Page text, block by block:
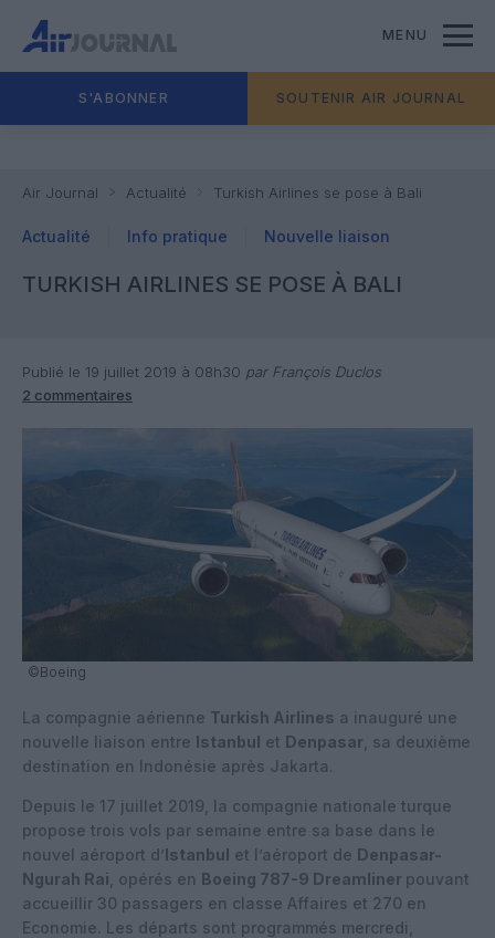
MENU
S'ABONNER SOUTENIR AIR JOURNAL
Air Journal Actualité Turkish Airlines se pose à Bali
Actualité Info pratique Nouvelle liaison
TURKISH AIRLINES SE POSE À BALI
Publié le 19 juillet 2019 à 08h30 par François Duclos
2 commentaires
©Boeing
La compagnie aérienne Turkish Airlines a inauguré une
nouvelle liaison entre Istanbul et Denpasar , sa deuxième
destination en Indonésie après Jakarta.
Depuis le 17 juillet 2019, la compagnie nationale turque
propose trois vols par semaine entre sa base dans le
nouvel aéroport d’Istanbul et l’aéroport de Denpasar-
Ngurah Rai , opérés en Boeing 787-9 Dreamliner pouvant
accueillir 30 passagers en classe Affaires et 270 en
Economie. Les départs sont programmés mercredi,